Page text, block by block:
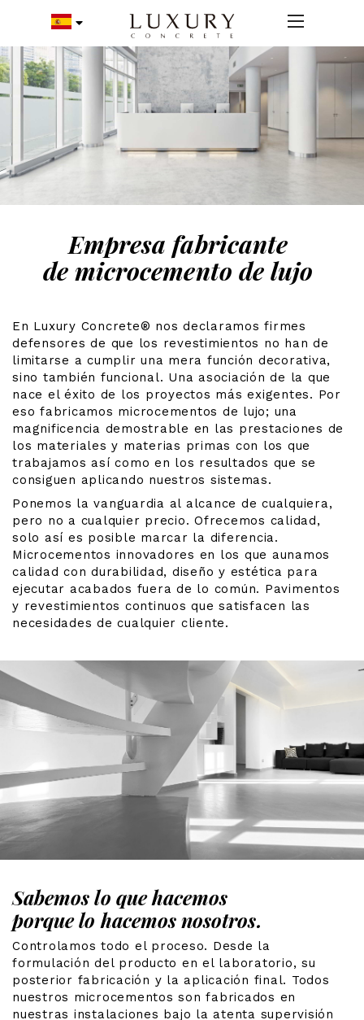
Empresa fabricante
de microcemento de lujo
En Luxury Concrete® nos declaramos firmes
defensores de que los revestimientos no han de
limitarse a cumplir una mera función decorativa,
sino también funcional. Una asociación de la que
nace el éxito de los proyectos más exigentes. Por
eso fabricamos microcementos de lujo; una
magnificencia demostrable en las prestaciones de
los materiales y materias primas con los que
trabajamos así como en los resultados que se
consiguen aplicando nuestros sistemas.
Ponemos la vanguardia al alcance de cualquiera,
pero no a cualquier precio. Ofrecemos calidad,
solo así es posible marcar la diferencia.
Microcementos innovadores en los que aunamos
calidad con durabilidad, diseño y estética para
ejecutar acabados fuera de lo común. Pavimentos
y revestimientos continuos que satisfacen las
necesidades de cualquier cliente.
Sabemos lo que hacemos
porque lo hacemos nosotros.
Controlamos todo el proceso. Desde la
formulación del producto en el laboratorio, su
posterior fabricación y la aplicación final. Todos
nuestros microcementos son fabricados en
nuestras instalaciones bajo la atenta supervisión